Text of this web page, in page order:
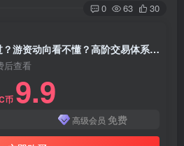
0 63 30
选股总踏空？卖点总错过？游资动向看不懂？高阶交易体系帮你从选股到卖出全链路(更新6月
后查看
币 9.9
高级会员 免费